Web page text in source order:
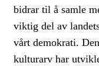
bidrar til å samle
viktig del av
vårt demokrati.
kulturarv har